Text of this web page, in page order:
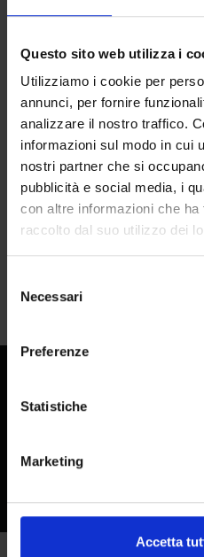
Questo sito web utilizza i
Utilizziamo i cookie per
annunci, per fornire
analizzare il nostro traffico.
informazioni sul modo in cui
nostri partner che si
pubblicità e social media, i
con altre informazioni che
raccolto dal suo utilizzo dei
delNecessari
Preferenze
Statistiche
Marketing
Accetta
Via Pietramarina, 53
50053 Sovigliana FI
HEAD OFFICE AND
Via del Lavoro, 65
50056 Montelupo F.no FI
MAIL:info@colorobbia.it